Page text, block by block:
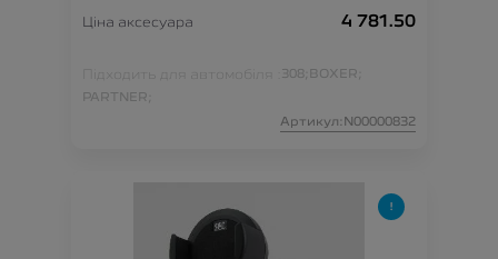
Ціна аксесуара 4 781.50
Підходить для автомобіля : 308; BOXER;
PARTNER;
Артикул:N00000832